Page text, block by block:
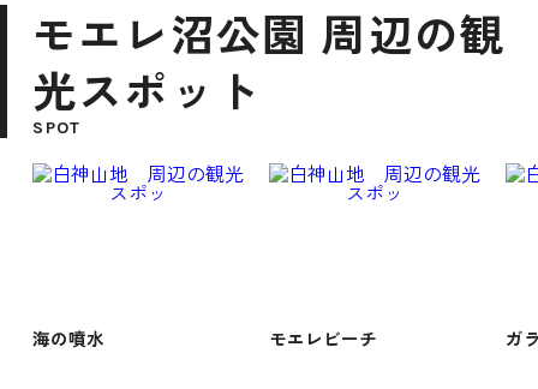
モエレ沼公園 周辺の観
光スポット
SPOT
海の噴水 モエレビーチ ガ